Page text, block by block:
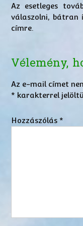
Az esetleges
válaszolni, bátran
címre.
Vélemény,
Az e-mail címet
* karakterrel
Hozzászólás *